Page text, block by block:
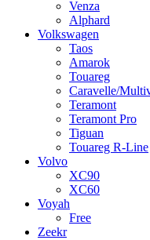
Venza
Alphard
Volkswagen
Taos
Amarok
Touareg
Caravelle/
Teramont
Teramont Pro
Tiguan
Touareg R-Line
Volvo
XC90
XC60
Voyah
Free
Zeekr